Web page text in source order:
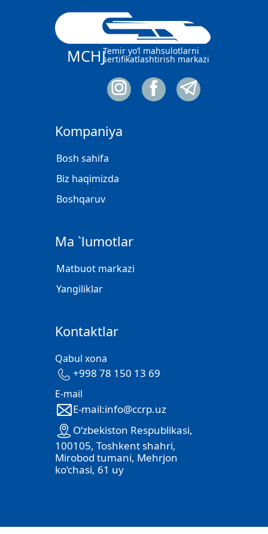
MCHJTemir yo‘l mahsulotlarni
sertifikatlashtirish markazi
Kompaniya
Bosh sahifa
Biz haqimizda
Boshqaruv
Ma `lumotlar
Matbuot markazi
Yangiliklar
Kontaktlar
Qabul xona
+998 78 150 13 69
E-mail
E-mail:info@ccrp.uz
O‘zbekiston Respublikasi,
100105, Toshkent shahri,
Mirobod tumani, Mehrjon
ko‘chasi, 61 uy